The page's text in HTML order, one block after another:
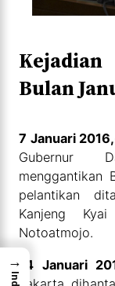
Bulan
7 Januari
Gubernur
menggantikan
pelantikan
Kanjeng
Notoatmojo.
14 Januari
→